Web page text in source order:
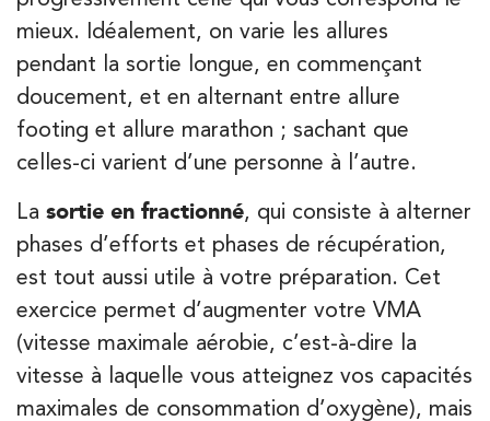
mieux. Idéalement, on varie les allures
pendant la sortie longue, en commençant
doucement, et en alternant entre allure
footing et allure marathon ; sachant que
celles-ci varient d’une personne à l’autre.
La sortie en fractionné, qui consiste à alterner
phases d’efforts et phases de récupération,
est tout aussi utile à votre préparation. Cet
exercice permet d’augmenter votre VMA
(vitesse maximale aérobie, c’est-à-dire la
vitesse à laquelle vous atteignez vos capacités
maximales de consommation d’oxygène), mais
IK Boulogne – 92
3 Av. André Morizet 92100 Boulogne-
Billancourt
3 Av. André Morizet 92100 Boulogne-Billancourt
01 48 25 34 79
PRENEZ RDV SUR
Kinésithérapie
IK Paris 17 – Villiers
68 Av. de Villiers 75017 Paris
Kinésithérapie Balnéothérapie